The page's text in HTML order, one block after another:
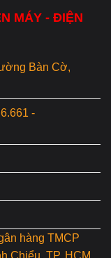
MÁY - ĐIỆN
Bàn Cờ,
-
hàng TMCP
Chiểu, TP. HCM